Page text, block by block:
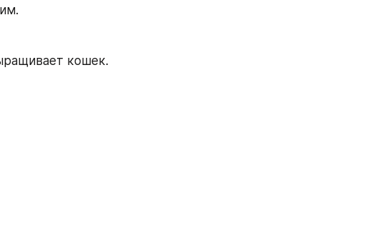
кошек.